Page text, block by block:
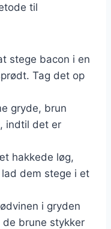
til
stege bacon i en
Tag det op
gryde, brun
indtil det er
hakkede løg,
dem stege i et
i gryden
brune stykker